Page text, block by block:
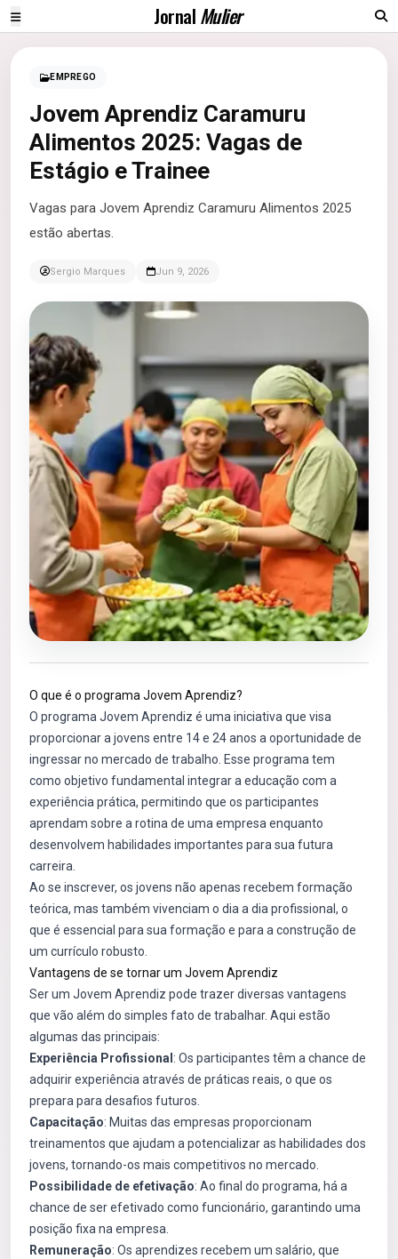
JornalMulier
EMPREGO
Jovem Aprendiz Caramuru
Alimentos 2025: Vagas de
Estágio e Trainee
Vagas para Jovem Aprendiz Caramuru Alimentos 2025
estão abertas.
Sergio Marques Jun 9, 2026
O que é o programa Jovem Aprendiz?
O programa Jovem Aprendiz é uma iniciativa que visa
proporcionar a jovens entre 14 e 24 anos a oportunidade de
ingressar no mercado de trabalho. Esse programa tem
como objetivo fundamental integrar a educação com a
experiência prática, permitindo que os participantes
aprendam sobre a rotina de uma empresa enquanto
desenvolvem habilidades importantes para sua futura
carreira.
Ao se inscrever, os jovens não apenas recebem formação
teórica, mas também vivenciam o dia a dia profissional, o
que é essencial para sua formação e para a construção de
um currículo robusto.
Vantagens de se tornar um Jovem Aprendiz
Ser um Jovem Aprendiz pode trazer diversas vantagens
que vão além do simples fato de trabalhar. Aqui estão
algumas das principais:
Experiência Profissional : Os participantes têm a chance de
adquirir experiência através de práticas reais, o que os
prepara para desafios futuros.
Capacitação: Muitas das empresas proporcionam
treinamentos que ajudam a potencializar as habilidades dos
jovens, tornando-os mais competitivos no mercado.
Possibilidade de efetivação: Ao final do programa, há a
chance de ser efetivado como funcionário, garantindo uma
posição fixa na empresa.
Remuneração: Os aprendizes recebem um salário, que